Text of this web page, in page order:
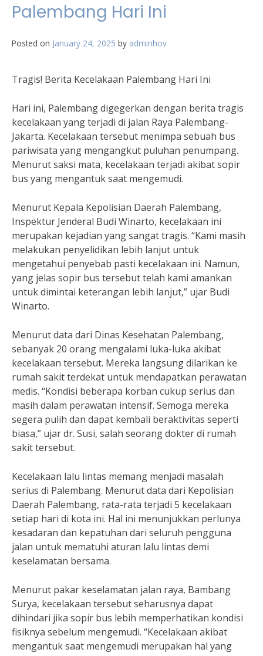
Palembang Hari Ini
Posted on January 24, 2025 by adminhov
Tragis! Berita Kecelakaan Palembang Hari Ini
Hari ini, Palembang digegerkan dengan berita tragis
kecelakaan yang terjadi di jalan Raya Palembang-
Jakarta. Kecelakaan tersebut menimpa sebuah bus
pariwisata yang mengangkut puluhan penumpang.
Menurut saksi mata, kecelakaan terjadi akibat sopir
bus yang mengantuk saat mengemudi.
Menurut Kepala Kepolisian Daerah Palembang,
Inspektur Jenderal Budi Winarto, kecelakaan ini
merupakan kejadian yang sangat tragis. “Kami masih
melakukan penyelidikan lebih lanjut untuk
mengetahui penyebab pasti kecelakaan ini. Namun,
yang jelas sopir bus tersebut telah kami amankan
untuk dimintai keterangan lebih lanjut,” ujar Budi
Winarto.
Menurut data dari Dinas Kesehatan Palembang,
sebanyak 20 orang mengalami luka-luka akibat
kecelakaan tersebut. Mereka langsung dilarikan ke
rumah sakit terdekat untuk mendapatkan perawatan
medis. “Kondisi beberapa korban cukup serius dan
masih dalam perawatan intensif. Semoga mereka
segera pulih dan dapat kembali beraktivitas seperti
biasa,” ujar dr. Susi, salah seorang dokter di rumah
sakit tersebut.
Kecelakaan lalu lintas memang menjadi masalah
serius di Palembang. Menurut data dari Kepolisian
Daerah Palembang, rata-rata terjadi 5 kecelakaan
setiap hari di kota ini. Hal ini menunjukkan perlunya
kesadaran dan kepatuhan dari seluruh pengguna
jalan untuk mematuhi aturan lalu lintas demi
keselamatan bersama.
Menurut pakar keselamatan jalan raya, Bambang
Surya, kecelakaan tersebut seharusnya dapat
dihindari jika sopir bus lebih memperhatikan kondisi
fisiknya sebelum mengemudi. “Kecelakaan akibat
mengantuk saat mengemudi merupakan hal yang